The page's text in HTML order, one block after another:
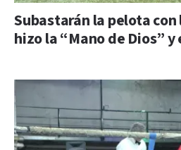
Subastarán la pelota
hizo la “Mano de Dios”